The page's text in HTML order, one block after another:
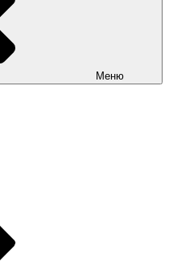
Меню